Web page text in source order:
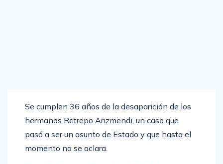
Se cumplen 36 años de la desaparición de los
hermanos Retrepo Arizmendi, un caso que
pasó a ser un asunto de Estado y que hasta el
momento no se aclara.